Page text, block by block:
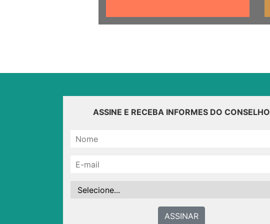
ASSINE E RECEBA INFORMES DO CONSELHO
ASSINAR